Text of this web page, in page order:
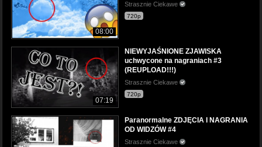
08:00
Strasznie Ciekawe
720p
07:19
NIEWYJAŚNIONE ZJAWISKA
uchwycone na nagraniach #3
(REUPLOAD!!!)
Strasznie Ciekawe
720p
Paranormalne ZDJĘCIA I NAGRANIA
OD WIDZÓW #4
Strasznie Ciekawe